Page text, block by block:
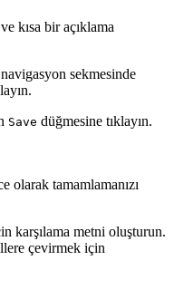
kısa bir açıklama
sekmesinde
Save düğmesine tıklayın.
olarak tamamlamanızı
karşılama metni oluşturun.
çevirmek için